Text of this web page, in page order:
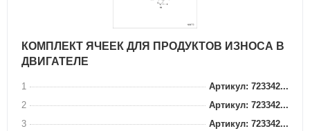
КОМПЛЕКТ ЯЧЕЕК ДЛЯ ПРОДУКТОВ ИЗНОСА В
ДВИГАТЕЛЕ
1
Артикул: 723342...
2
Артикул: 723342...
3
Артикул: 723342...